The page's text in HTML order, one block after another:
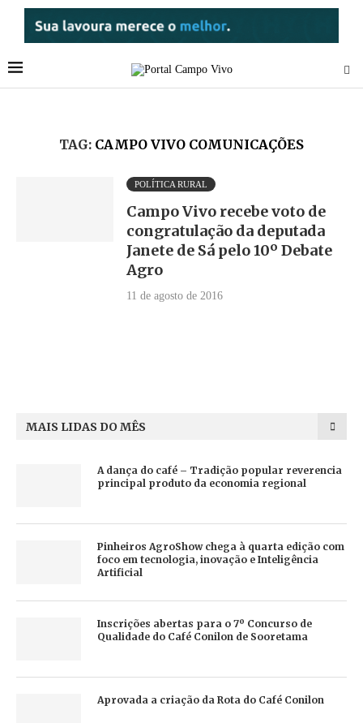
TAG: CAMPO VIVO COMUNICAÇÕES
POLÍTICA RURAL
Campo Vivo recebe voto de
congratulação da deputada
Janete de Sá pelo 10º Debate
Agro
11 de agosto de 2016
MAIS LIDAS DO MÊS
A dança do café – Tradição popular reverencia
principal produto da economia regional
Pinheiros AgroShow chega à quarta edição com
foco em tecnologia, inovação e Inteligência
Artificial
Inscrições abertas para o 7º Concurso de
Qualidade do Café Conilon de Sooretama
Aprovada a criação da Rota do Café Conilon